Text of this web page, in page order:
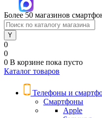
Более 50 магазинов
0
0
0 В корзине пока пусто
Каталог товаров
Телефоны и
Смартфоны
Apple